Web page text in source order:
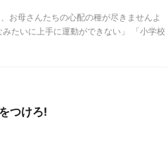
お母さんたちの心配の種が尽きませんよ
たいに上手に運動ができない」 「小学校
つけろ!